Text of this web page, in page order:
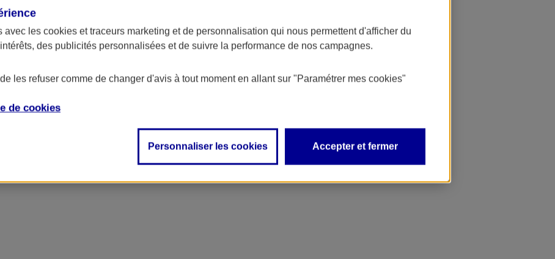
avec les cookies et traceurs marketing et de personnalisation qui nous permettent d'afficher du
des publicités personnalisées et de suivre la performance de nos campagnes.
les refuser comme de changer d'avis à tout moment en allant sur "Paramétrer mes cookies"
de cookies
Personnaliser les cookies Accepter et fermer